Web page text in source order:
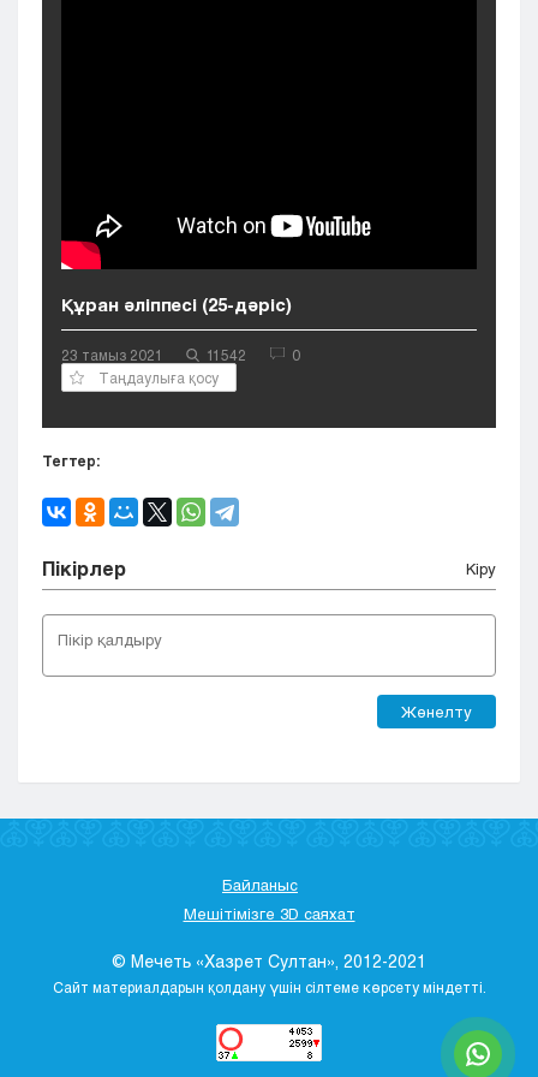
Уральск
Усть-Каменогорск
Құран әліппесі (25-дәріс)
23 тамыз 2021 11542
0
Таңдаулыға қосу
Тегтер:
Пікірлер Кіру
Жөнелту
Байланыс
Мешітімізге 3D саяхат
© Мечеть «Хазрет Султан», 2012-2021
Сайт материалдарын қолдану үшін сілтеме көрсету міндетті.